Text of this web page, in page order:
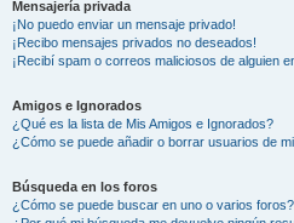
Mensajería privada
¡No puedo enviar un mensaje privado!
¡Recibo mensajes privados no deseados!
¡Recibí spam o correos maliciosos de alguien
Amigos e Ignorados
¿Qué es la lista de Mis Amigos e Ignorados?
¿Cómo se puede añadir o borrar usuarios de
Búsqueda en los foros
¿Cómo se puede buscar en uno o varios foros?